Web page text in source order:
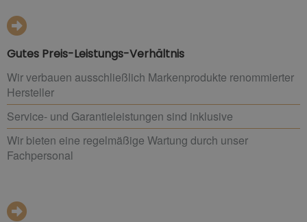
Gutes Preis-Leistungs-Verhältnis
Wir verbauen ausschließlich Markenprodukte renommierter
Hersteller
Service- und Garantieleistungen sind inklusive
Wir bieten eine regelmäßige Wartung durch unser
Fachpersonal